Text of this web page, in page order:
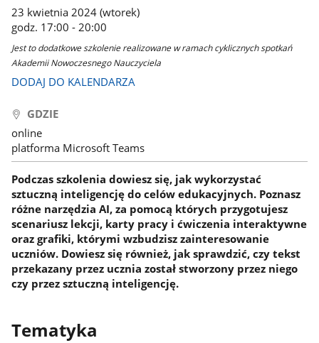
23 kwietnia 2024 (wtorek)
godz. 17:00 - 20:00
Jest to dodatkowe szkolenie realizowane w ramach cyklicznych spotkań
Akademii Nowoczesnego Nauczyciela
DODAJ DO KALENDARZA
GDZIE
online
platforma Microsoft Teams
Podczas szkolenia dowiesz się, jak wykorzystać
sztuczną inteligencję do celów edukacyjnych. Poznasz
różne narzędzia AI, za pomocą których przygotujesz
scenariusz lekcji, karty pracy i ćwiczenia interaktywne
oraz grafiki, którymi wzbudzisz zainteresowanie
uczniów. Dowiesz się również, jak sprawdzić, czy tekst
przekazany przez ucznia został stworzony przez niego
czy przez sztuczną inteligencję.
Tematyka